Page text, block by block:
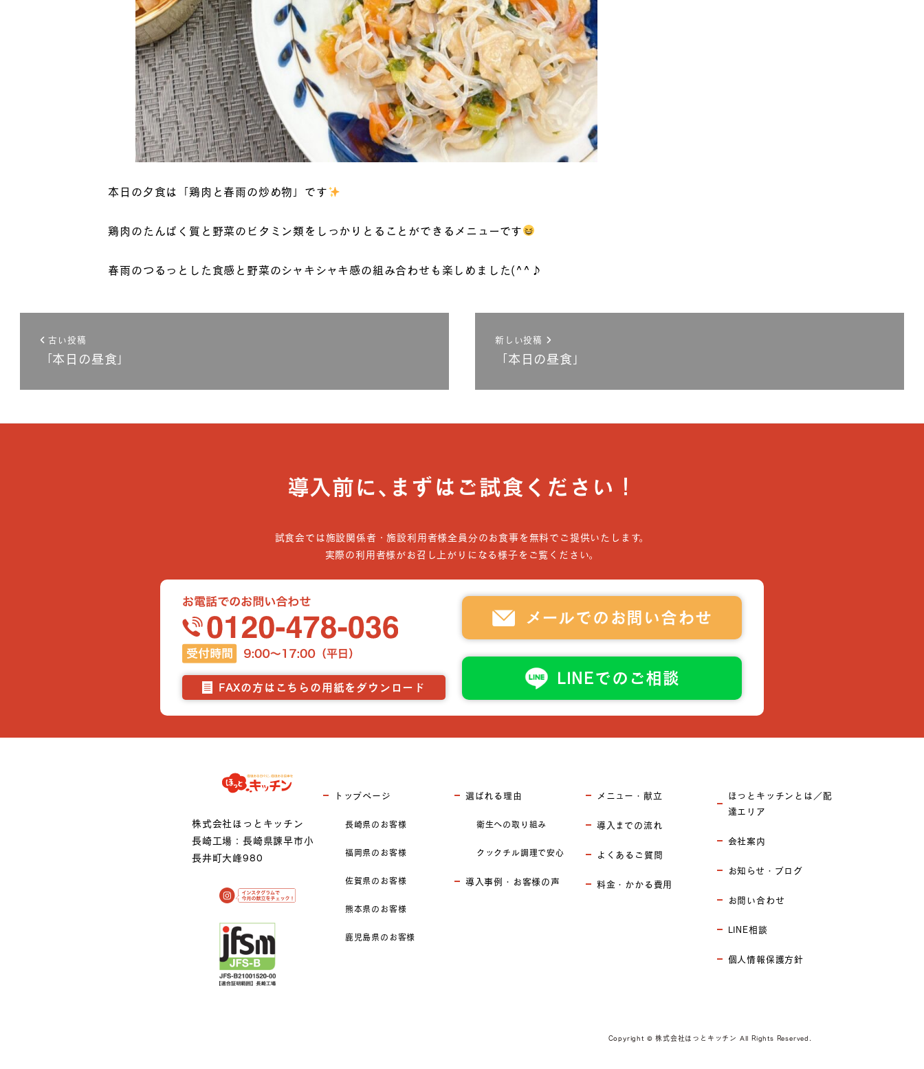
本日の夕食は「鶏肉と春雨の炒め物」です
鶏肉のたんぱく質と野菜のビタミン類をしっかりとることができるメニューです
春雨のつるっとした食感と野菜のシャキシャキ感の組み合わせも楽しめました(^^♪
古い投稿
「本日の昼食」
新しい投稿
「本日の昼食」
導入前に､まずはご試食ください！
試食会では施設関係者・施設利用者様全員分のお食事を無料でご提供いたします。
実際の利用者様がお召し上がりになる様子をご覧ください。
FAXの方はこちらの用紙をダウンロード
メールでのお問い合わせ
LINEでのご相談
株式会社ほっとキッチン
長崎工場：長崎県諫早市小
長井町大峰980
トップページ
長崎県のお客様
福岡県のお客様
佐賀県のお客様
熊本県のお客様
鹿児島県のお客様
選ばれる理由
衛生への取り組み
クックチル調理で安心
導入事例・お客様の声
メニュー・献立
導入までの流れ
よくあるご質問
料金・かかる費用
ほっとキッチンとは／配
達エリア
会社案内
お知らせ・ブログ
お問い合わせ
LINE相談
個人情報保護方針
Copyright © 株式会社ほっとキッチン All Rights Reserved.